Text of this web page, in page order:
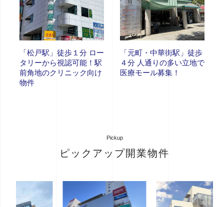
「松戸駅」徒歩１分 ロー
タリーから視認可能！駅
前角地のクリニック向け
物件
「元町・中華街駅」徒歩
４分 人通りの多い立地で
医療モール募集！
Pickup
ピックアップ開業物件